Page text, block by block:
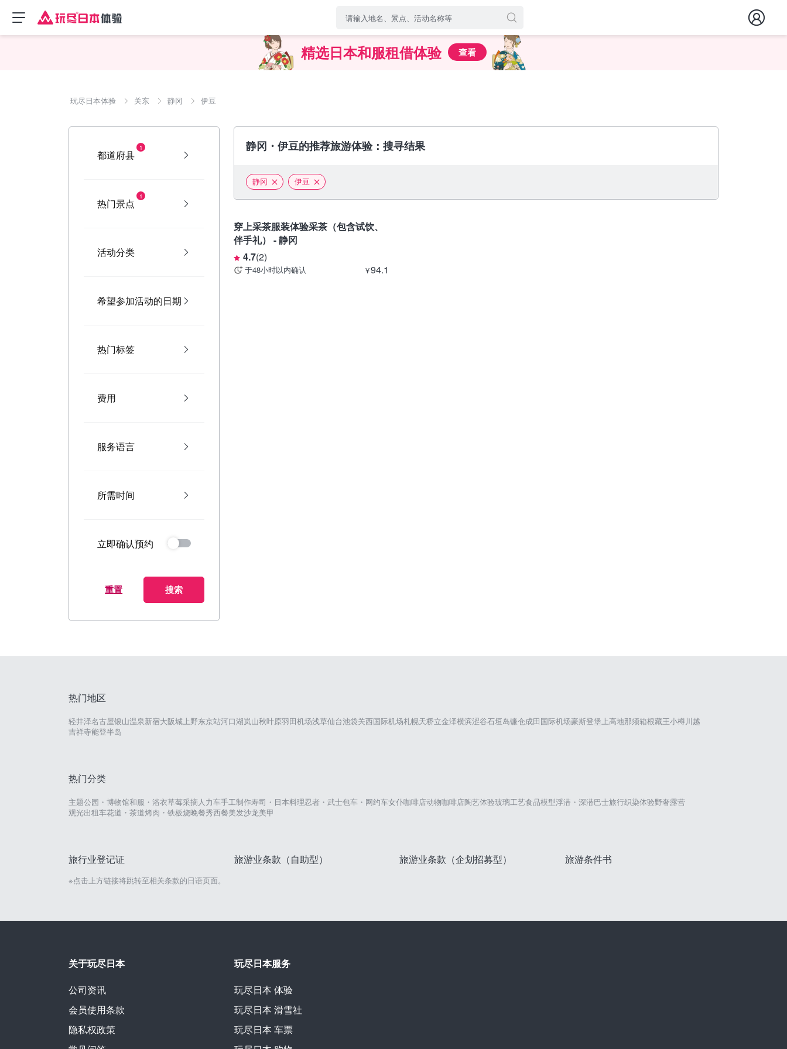
精选日本和服租借体验 查看
玩尽日本体验 关东 静冈 伊豆
都道府县
1
热门景点
1
活动分类
希望参加活动的日期
热门标签
费用
服务语言
所需时间
立即确认预约
重置 搜索
静冈・伊豆的推荐旅游体验：搜寻结果
静冈 伊豆
穿上采茶服装体验采茶（包含试饮、
伴手礼） - 静冈
4.7(2)
于48小时以内确认 ¥94.1
热门地区
轻井泽名古屋银山温泉新宿大阪城 上野东京站河口湖岚山秋叶原羽田机场浅草仙台池袋关西国际机场札幌天桥立金泽横滨涩谷石垣岛镰仓成田国际机场豪斯登堡 上高地那须箱根藏王小樽川越
吉祥寺能登半岛
热门分类
主题公园・博物馆和服・浴衣草莓采摘人力车手工制作寿司・日本料理忍者・武士包车・网约车女仆咖啡店动物咖啡店陶艺体验玻璃工艺食品模型浮潜・深潜巴士旅行织染体验野奢露营
观光出租车花道・茶道烤肉・铁板烧晚餐秀西餐美发沙龙美甲
旅行业登记证 旅游业条款（自助型） 旅游业条款（企划招募型） 旅游条件书
※点击上方链接将跳转至相关条款的日语页面。
关于玩尽日本
公司资讯
会员使用条款
隐私权政策
玩尽日本服务
玩尽日本 体验
玩尽日本 滑雪社
玩尽日本 车票